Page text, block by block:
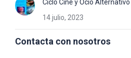
Ciclo Cine y Ocio Alternativo
14 julio, 2023
Contacta con nosotros